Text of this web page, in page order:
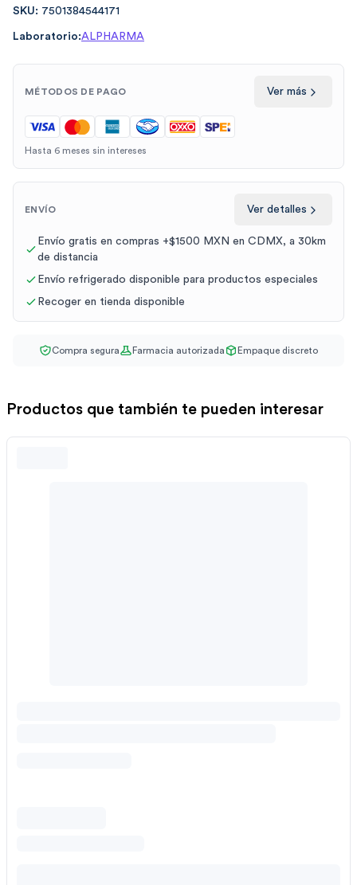
SKU: 7501384544171
Laboratorio:ALPHARMA
MÉTODOS DE PAGO Ver más
Hasta 6 meses sin intereses
ENVÍO Ver detalles
Envío gratis en compras +$1500 MXN en CDMX, a 30km
de distancia
Envío refrigerado disponible para productos especiales
Recoger en tienda disponible
Compra segura Farmacia autorizada Empaque discreto
Productos que también te pueden interesar